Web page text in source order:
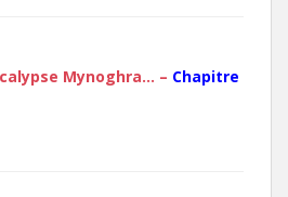
Mynoghra… – Chapitre